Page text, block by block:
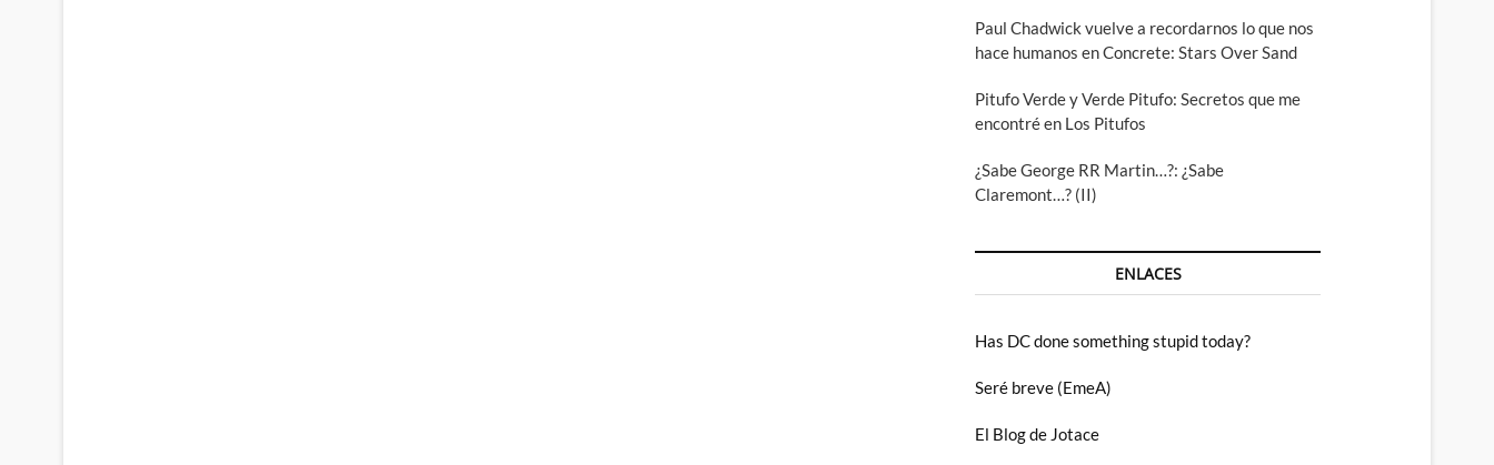
Paul Chadwick vuelve a recordarnos lo que nos
hace humanos en Concrete: Stars Over Sand
Pitufo Verde y Verde Pitufo: Secretos que me
encontré en Los Pitufos
¿Sabe George RR Martin…?: ¿Sabe
Claremont…? (II)
ENLACES
Has DC done something stupid today?
Seré breve (EmeA)
El Blog de Jotace